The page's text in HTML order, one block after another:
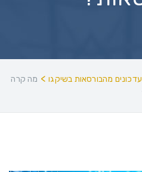
עדכונים מהבורסאות בשיקגו> מה קרה